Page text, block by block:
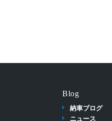
Blog
納車ブログ
ニュース